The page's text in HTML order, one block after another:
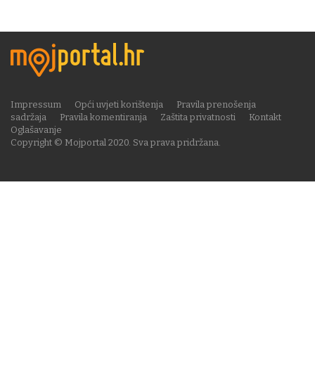
Copyright © Mojportal 2020. Sva prava pridržana.
Impressum Opći uvjeti korištenja
Pravila prenošenja
sadržaja
Pravila komentiranja Zaštita privatnosti
Kontakt
Oglašavanje